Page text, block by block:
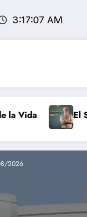
3:17:08 AM
El Super Mercadón